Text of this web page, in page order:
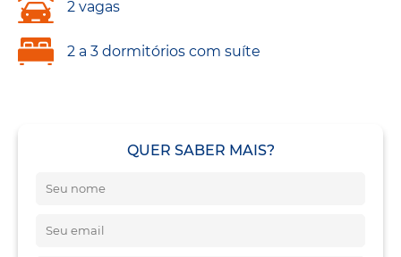
2 vagas
2 a 3 dormitórios com suíte
QUER SABER MAIS?